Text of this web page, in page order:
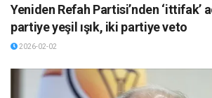
Yeniden Refah Partisi’nden ‘ittifak’
partiye yeşil ışık, iki partiye veto
2026-02-02